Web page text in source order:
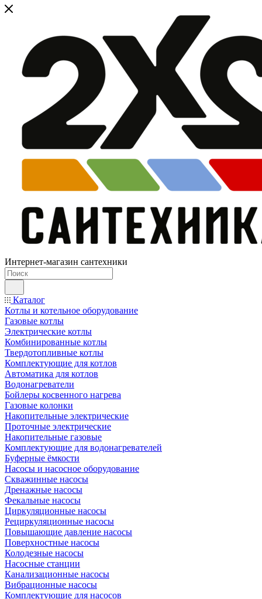
Интернет-магазин сантехники
Каталог
Котлы и котельное оборудование
Газовые котлы
Электрические котлы
Комбинированные котлы
Твердотопливные котлы
Комплектующие для котлов
Автоматика для котлов
Водонагреватели
Бойлеры косвенного нагрева
Газовые колонки
Накопительные электрические
Проточные электрические
Накопительные газовые
Комплектующие для водонагревателей
Буферные ёмкости
Насосы и насосное оборудование
Скважинные насосы
Дренажные насосы
Фекальные насосы
Циркуляционные насосы
Рециркуляционные насосы
Повышающие давление насосы
Поверхностные насосы
Колодезные насосы
Насосные станции
Канализационные насосы
Вибрационные насосы
Комплектующие для насосов